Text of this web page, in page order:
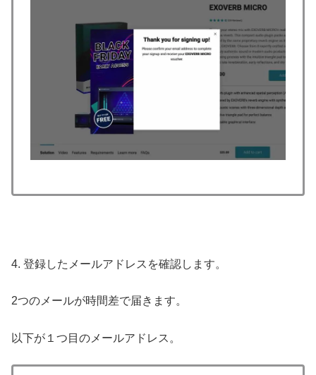
4. 登録したメールアドレスを確認します。
2つのメールが時間差で届きます。
以下が１つ目のメールアドレス。